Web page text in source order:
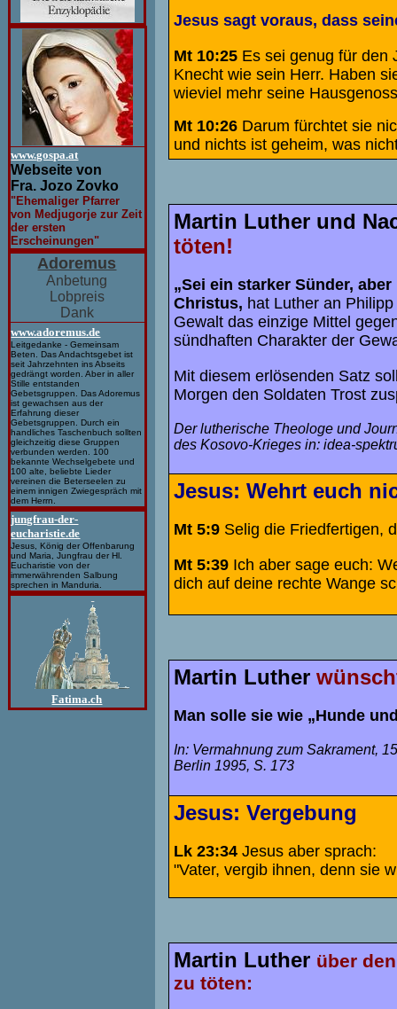
www.gospa.at
Webseite von
Fra. Jozo Zovko
"Ehemaliger Pfarrer
von Medjugorje zur Zeit
der ersten
Erscheinungen"
Adoremus
Anbetung
Lobpreis
Dank
www.adoremus.de
Leitgedanke - Gemeinsam
Beten. Das Andachtsgebet ist
seit Jahrzehnten ins Abseits
gedrängt worden. Aber in aller
Stille entstanden
Gebetsgruppen. Das Adoremus
ist gewachsen aus der
Erfahrung dieser
Gebetsgruppen. Durch ein
handliches Taschenbuch sollten
gleichzeitig diese Gruppen
verbunden werden. 100
bekannte Wechselgebete und
100 alte, beliebte Lieder
vereinen die Beterseelen zu
einem innigen Zwiegespräch mit
dem Herrn.
jungfrau-der-
eucharistie.de
Jesus, König der Offenbarung
und Maria, Jungfrau der Hl.
Eucharistie von der
immerwährenden Salbung
sprechen in Manduria.
Fatima.ch
Jesus sagt voraus, dass
Mt 10:25 Es sei genug für den
Knecht wie sein Herr. Haben
wieviel mehr seine
Mt 10:26 Darum fürchtet sie
und nichts ist geheim, was
Martin Luther und
töten!
„Sei ein starker Sünder,
Christus, hat Luther an
Gewalt das einzige Mittel
sündhaften Charakter der
Mit diesem erlösenden Satz
Morgen den Soldaten Trost
Der lutherische Theologe und
des Kosovo-Krieges in: idea-
Jesus: Wehrt euch
Mt 5:9 Selig die Friedfertigen,
Mt 5:39 Ich aber sage euch:
dich auf deine rechte Wange
Martin Luther
Man solle sie wie „Hunde
In: Vermahnung zum Sakrament,
Berlin 1995, S. 173
Jesus: Vergebung
Lk 23:34 Jesus aber sprach:
"Vater, vergib ihnen, denn sie
Martin Luther über
zu töten: